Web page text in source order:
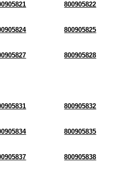
800905822
800905825
800905828
800905832
800905835
800905838